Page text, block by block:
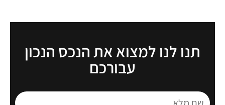
תנו לנו למצוא את הנכס הנכון
עבורכם